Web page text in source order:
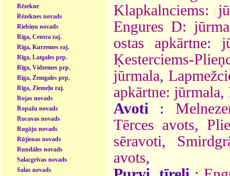
Rēzekne
Rēzeknes novads
Riebiņu novads
Rīga, Centra raj.
Rīga, Kurzemes raj.
Rīga, Latgales prp.
Rīga, Vidzemes prp.
Rīga, Zemgales prp.
Rīga, Ziemeļu raj.
Rojas novads
Ropažu novads
Rucavas novads
Rugāju novads
Rūjienas novads
Rundāles novads
Salacgrīvas novads
Salas novads
Klapkalnciems:
Engures D:
ostas apkārtne:
Ķesterciems-
jūrmala,
apkārtne: jūrmala,
Avoti :
Tērces avots,
sēravoti,
avots,